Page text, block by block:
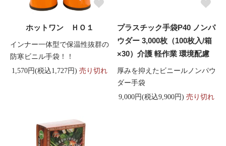
ホットワン ＨＯ１
インナー一体型で保温性抜群の
防寒ビニル手袋！！
1,570円(税込1,727円) 売り切れ
プラスチック手袋P40 ノンパ
ウダー 3,000枚（100枚入/箱
×30）介護 軽作業 環境配慮
厚みを抑えたビニールノンパウ
ダー手袋
9,000円(税込9,900円) 売り切れ